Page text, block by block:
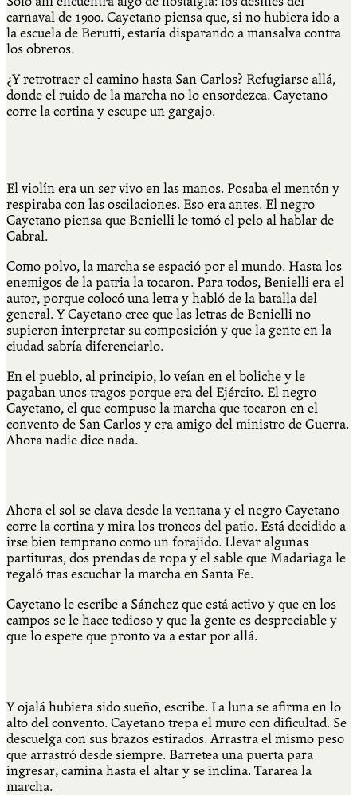
carnaval de 1900. Cayetano piensa que, si no hubiera ido a
la escuela de Berutti, estaría disparando a mansalva contra
los obreros.
¿Y retrotraer el camino hasta San Carlos? Refugiarse allá,
donde el ruido de la marcha no lo ensordezca. Cayetano
corre la cortina y escupe un gargajo.
El violín era un ser vivo en las manos. Posaba el mentón y
respiraba con las oscilaciones. Eso era antes. El negro
Cayetano piensa que Benielli le tomó el pelo al hablar de
Cabral.
Como polvo, la marcha se espació por el mundo. Hasta los
enemigos de la patria la tocaron. Para todos, Benielli era el
autor, porque colocó una letra y habló de la batalla del
general. Y Cayetano cree que las letras de Benielli no
supieron interpretar su composición y que la gente en la
ciudad sabría diferenciarlo.
En el pueblo, al principio, lo veían en el boliche y le
pagaban unos tragos porque era del Ejército. El negro
Cayetano, el que compuso la marcha que tocaron en el
convento de San Carlos y era amigo del ministro de Guerra.
Ahora nadie dice nada.
Ahora el sol se clava desde la ventana y el negro Cayetano
corre la cortina y mira los troncos del patio. Está decidido a
irse bien temprano como un forajido. Llevar algunas
partituras, dos prendas de ropa y el sable que Madariaga le
regaló tras escuchar la marcha en Santa Fe.
Cayetano le escribe a Sánchez que está activo y que en los
campos se le hace tedioso y que la gente es despreciable y
que lo espere que pronto va a estar por allá.
Y ojalá hubiera sido sueño, escribe. La luna se afirma en lo
alto del convento. Cayetano trepa el muro con dificultad. Se
descuelga con sus brazos estirados. Arrastra el mismo peso
que arrastró desde siempre. Barretea una puerta para
ingresar, camina hasta el altar y se inclina. Tararea la
marcha.